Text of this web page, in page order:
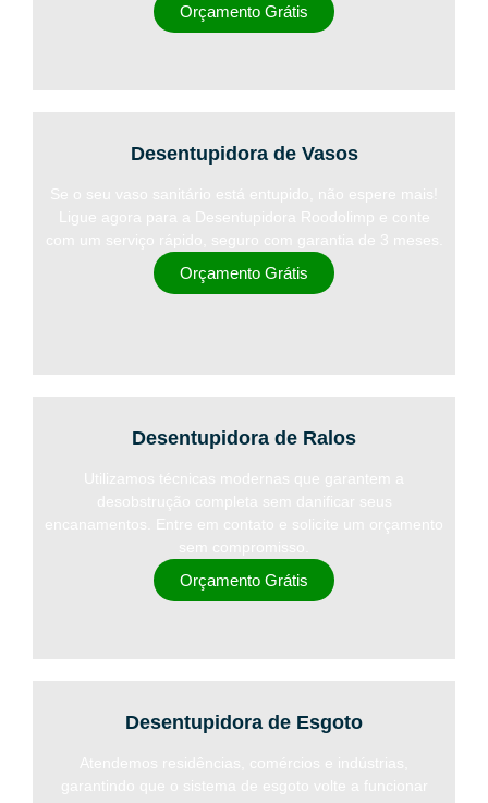
Orçamento Grátis
Desentupidora de Vasos
Orçamento Grátis
Desentupidora de Ralos
Orçamento Grátis
Desentupidora de Esgoto